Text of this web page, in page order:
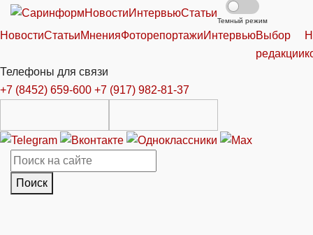
НовостиИнтервьюСтатьи
Темный режим
НовостиСтатьиМненияФоторепортажиИнтервьюВыбор
редакции
Телефоны для связи
+7 (8452) 659-600 +7 (917) 982-81-37
Поиск